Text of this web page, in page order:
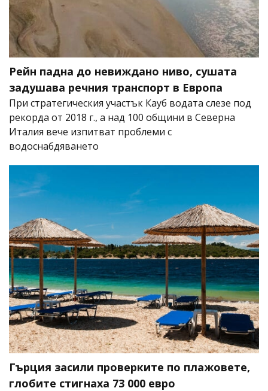
Рейн падна до невиждано ниво, сушата
задушава речния транспорт в Европа
При стратегическия участък Кауб водата слезе под
рекорда от 2018 г., а над 100 общини в Северна
Италия вече изпитват проблеми с
водоснабдяването
Гърция засили проверките по плажовете,
глобите стигнаха 73 000 евро